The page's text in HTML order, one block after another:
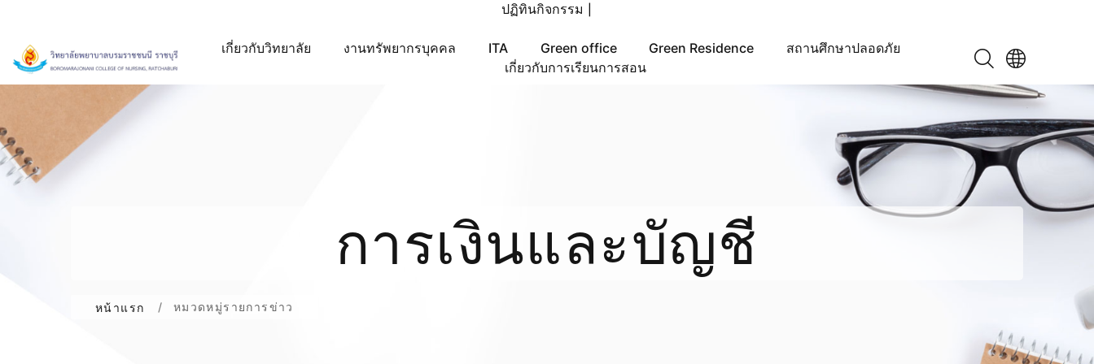
ปฏิทินกิจกรรม
เกี่ยวกับวิทยาลัย งานทรัพยากรบุคคล ITA Green office Green Residence
สถานศึกษาปลอดภัย
เกี่ยวกับการเรียนการสอน
การเงินและบัญชี
หน้าแรก หมวดหมู่รายการข่าว